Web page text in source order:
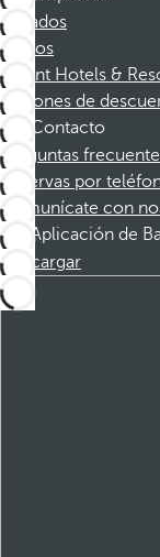
Afiliados
Socios
Dorint Hotels &
Cupones de
Contacto
Preguntas
Reservas por
Comunícate con
Aplicación de
Descargar